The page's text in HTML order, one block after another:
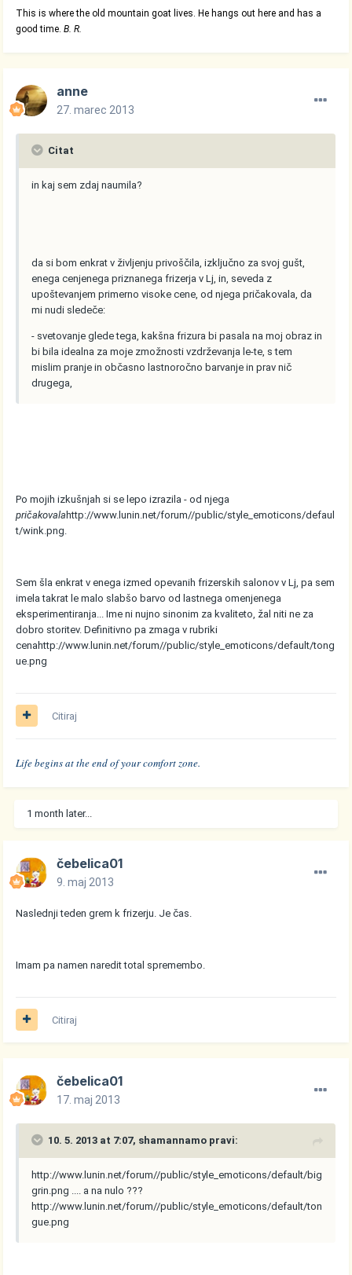
This is where the old mountain goat lives. He hangs out here and has a
good time.B. R.
anne
27. marec 2013
Citat
in kaj sem zdaj naumila?
da si bom enkrat v življenju privoščila, izključno za svoj gušt,
enega cenjenega priznanega frizerja v Lj, in, seveda z
upoštevanjem primerno visoke cene, od njega pričakovala, da
mi nudi sledeče:
- svetovanje glede tega, kakšna frizura bi pasala na moj obraz in
bi bila idealna za moje zmožnosti vzdrževanja le-te, s tem
mislim pranje in občasno lastnoročno barvanje in prav nič
drugega,
Po mojih izkušnjah si se lepo izrazila - od njega
pričakovala http://www.lunin.net/forum//public/style_emoticons/defaul
t/wink.png
Sem šla enkrat v enega izmed opevanih frizerskih salonov v Lj, pa sem
imela takrat le malo slabšo barvo od lastnega omenjenega
eksperimentiranja... Ime ni nujno sinonim za kvaliteto, žal niti ne za
dobro storitev. Definitivno pa zmaga v rubriki
cena http://www.lunin.net/forum//public/style_emoticons/default/tong
ue.png
Citiraj
Life begins at the end of your comfort zone.
1 month later...
čebelica01
9. maj 2013
Naslednji teden grem k frizerju. Je čas.
Imam pa namen naredit total spremembo.
Citiraj
čebelica01
17. maj 2013
10. 5. 2013 at 7:07, shamannamo pravi:
http://www.lunin.net/forum//public/style_emoticons/default/big
grin.png .... a na nulo ???
http://www.lunin.net/forum//public/style_emoticons/default/ton
gue.png